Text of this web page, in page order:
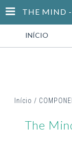
THE MIND
INÍCIO
Início /
The